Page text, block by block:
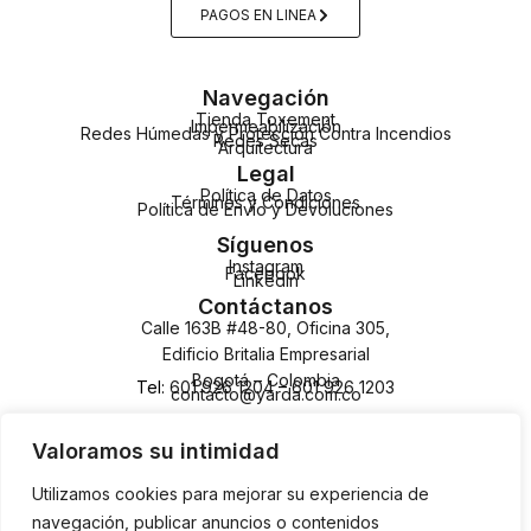
Valoramos su intimidad
Utilizamos cookies para mejorar su experiencia de
navegación, publicar anuncios o contenidos
PAGOS EN LINEA
Navegación
Tienda Toxement
Impermeabilización
Redes Húmedas y Protección Contra Incendios
Redes Secas
Arquitectura
Legal
Política de Datos
Términos y Condiciones
Política de Envío y Devoluciones
Síguenos
Instagram
Facebook
LinkedIn
Contáctanos
Calle 163B #48-80, Oficina 305,
Edificio Britalia Empresarial
Bogotá – Colombia
Tel: 601 926 1204–601 926 1203
contacto@yarda.com.co